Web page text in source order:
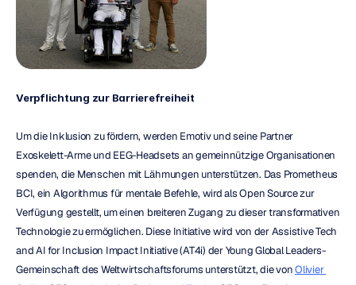
Verpflichtung zur Barrierefreiheit
Um die Inklusion zu fördern, werden Emotiv und seine Partner
Exoskelett-Arme und EEG-Headsets an gemeinnützige Organisationen
spenden, die Menschen mit Lähmungen unterstützen. Das Prometheus
BCI, ein Algorithmus für mentale Befehle, wird als Open Source zur
Verfügung gestellt, um einen breiteren Zugang zu dieser transformativen
Technologie zu ermöglichen. Diese Initiative wird von der Assistive Tech
and AI for Inclusion Impact Initiative (AT4i) der Young Global Leaders-
Gemeinschaft des Weltwirtschaftsforums unterstützt, die von Olivier